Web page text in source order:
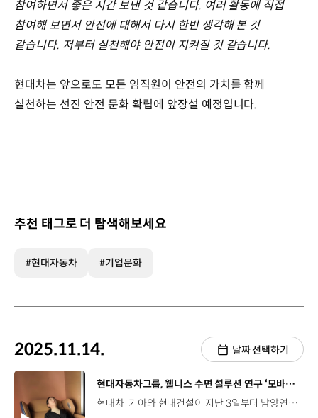
참여하면서 좋은 시간 보낸 것 같습니다. 여러 활동에 직접
참여해 보면서 안전에 대해서 다시 한번 생각해 본 것
같습니다. 저부터 실천해야 안전이 지켜질 것 같습니다.
현대차는 앞으로도 모든 임직원이 안전의 가치를 함께
실천하는 선진 안전 문화 확립에 앞장설 예정입니다.
추천 태그로 더 탐색해보세요
#현대자동차 #기업문화
2025.11.14. 날짜 선택하기
[동영상]
현대자동차그룹, 웰니스 수면 설루션 연구 ‘모바일 냅’ PoC 진행
현대차·기아와 현대건설이 지난 3일부터 남양연구소와 현대건설 계동사옥 등에서 ‘모바일 냅’ 기술을 실제 차량에 적용하기 위한 PoC를 진행하고 있습니다. 모바일 냅은 차 안에서 온전한 쉼을 경험할 수 있도록 휴식과 수면에 최적화된 공간을 연구하고 맞춤형 설루션을 제공하는 프로젝트입니다. 이윤지 연구원 / 현대차·기아 현대제네시스퓨처디자인팀차라는 개인화된 공간을 활용해서 짧은 휴식이나 낮잠을 취하시는 고객분들이 굉장히 많습니다. 저희 모바일 냅은 그 부분에 주목을 했고요. (현대건설의) ‘헤이슬립’이라는 AI 수면 웰니스 솔루션 시스템을 주택에서만 쓰일 게 아니라 자동차까지 그 경험이 확장되면 훨씬 더 높은 만족도를 가질 수 있지 않을까라는 취지에서 시작이 됐습니다. 여기서 수면을 직접 취해보시고 정말 잘 잤는지 불편함은 없었는지 그런 데이터를 취합을 해서 향후에는 저희가 양산 차량에 시스템을 적용해 볼 생각입니다. 김수정 책임매니저 / 현대건설 브랜드마케팅팀이번 현대차와의 헤이슬립 프로젝트 협업을 통해서 차량 내부에 구현해 보았는데요. 모빌리티 공간에서의 웰니스 기준을 한단계 업그레이드하는 계기가 되었으면 좋겠습니다. 참가자들은 현대건설의 ‘헤이슬립’ 기술을 차량 시스템에 접목한 모바일 냅에서 1시간가량 낮잠을 자게 되는데요. ‘헤이슬립’이 탑승자의 수면 상태를 감지해 수면 깊이에 따라 조도, 습도, 온도 등을 제어하고 수면에서 깨어나면 나만의 수면 리포트가 제공돼 자신의 회복 상태를 확인할 수 있습니다. 김한수 연구원 / 현대차·기아 MLV프로젝트1팀제가 어제 마침 회식을 하고 잠을 많이 못 잤었는데 안에 환경도 너무 좋았고 되게 오후에 일을 잘 할 수 있을 것 같은 힘을 얻는 시간이었습니다. 이준범 책임매니저 / 현대건설 주택사업본부전반적으로 편안하고 침실 같은 환경에서 잘 수 있어서 좋았고 처음에 잠들기 전까지 음악, 조명, 이불 등 환경이 저도 모르게 숙면에 빠지게 해서 흥미로운 경험이었던 것 같습니다. 현대차·기아와 현대건설은 이번 프로젝트를 통해 이동 수단으로서의 차량을 넘어, 주거 공간과 이동 공간의 연결성 있는 웰니스 경험을 제공할 계획입니다.